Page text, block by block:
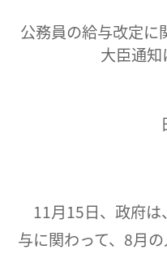
公務員の給与改定に
大臣通
11月15日、政府は
与に関わって、8月